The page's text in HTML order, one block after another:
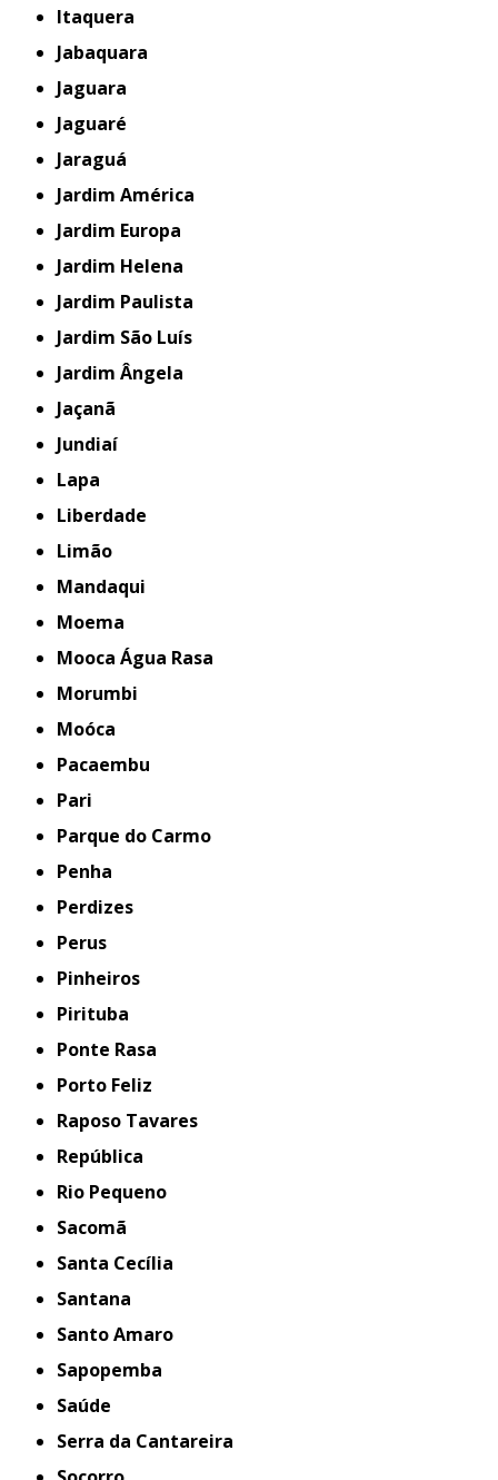
Itaquera
Jabaquara
Jaguara
Jaguaré
Jaraguá
Jardim América
Jardim Europa
Jardim Helena
Jardim Paulista
Jardim São Luís
Jardim Ângela
Jaçanã
Jundiaí
Lapa
Liberdade
Limão
Mandaqui
Moema
Mooca Água Rasa
Morumbi
Moóca
Pacaembu
Pari
Parque do Carmo
Penha
Perdizes
Perus
Pinheiros
Pirituba
Ponte Rasa
Porto Feliz
Raposo Tavares
República
Rio Pequeno
Sacomã
Santa Cecília
Santana
Santo Amaro
Sapopemba
Saúde
Serra da Cantareira